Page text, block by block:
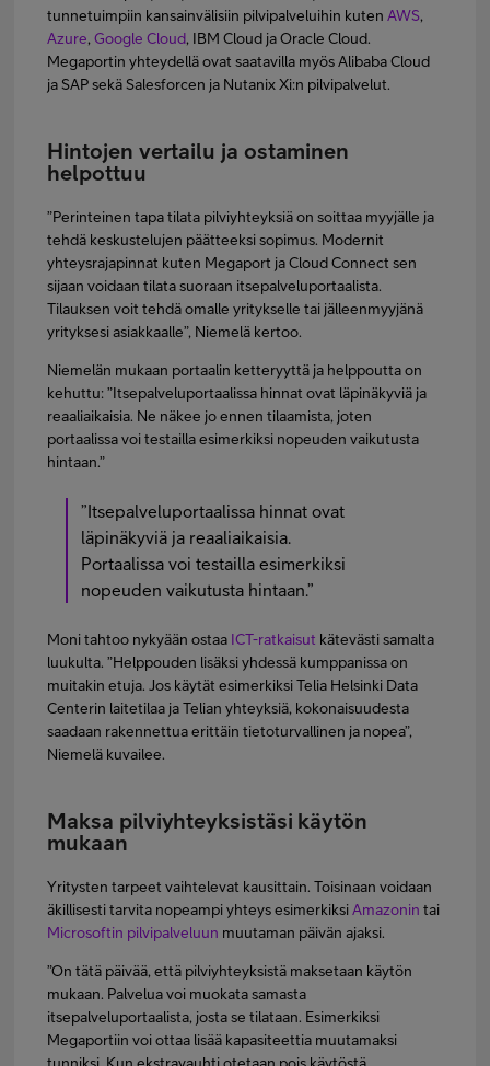
tunnetuimpiin kansainvälisiin pilvipalveluihin kutenAWS,
Azure,Google Cloud, IBM Cloud ja Oracle Cloud.
Megaportin yhteydellä ovat saatavilla myös Alibaba Cloud
ja SAP sekä Salesforcen ja Nutanix Xi:n pilvipalvelut.
Hintojen vertailu ja ostaminen
helpottuu
”Perinteinen tapa tilata pilviyhteyksiä on soittaa myyjälle ja
tehdä keskustelujen päätteeksi sopimus. Modernit
yhteysrajapinnat kuten Megaport ja Cloud Connect sen
sijaan voidaan tilata suoraan itsepalveluportaalista.
Tilauksen voit tehdä omalle yritykselle tai jälleenmyyjänä
yrityksesi asiakkaalle”, Niemelä kertoo.
Niemelän mukaan portaalin ketteryyttä ja helppoutta on
kehuttu: ”Itsepalveluportaalissa hinnat ovat läpinäkyviä ja
reaaliaikaisia. Ne näkee jo ennen tilaamista, joten
portaalissa voi testailla esimerkiksi nopeuden vaikutusta
hintaan.”
”Itsepalveluportaalissa hinnat ovat
läpinäkyviä ja reaaliaikaisia.
Portaalissa voi testailla esimerkiksi
nopeuden vaikutusta hintaan.”
Moni tahtoo nykyään ostaa ICT-ratkaisut kätevästi samalta
luukulta. ”Helppouden lisäksi yhdessä kumppanissa on
muitakin etuja. Jos käytät esimerkiksi Telia Helsinki Data
Centerin laitetilaa ja Telian yhteyksiä, kokonaisuudesta
saadaan rakennettua erittäin tietoturvallinen ja nopea”,
Niemelä kuvailee.
Maksa pilviyhteyksistäsi käytön
mukaan
Yritysten tarpeet vaihtelevat kausittain. Toisinaan voidaan
äkillisesti tarvita nopeampi yhteys esimerkiksiAmazonin tai
Microsoftin pilvipalveluun muutaman päivän ajaksi.
”On tätä päivää, että pilviyhteyksistä maksetaan käytön
mukaan. Palvelua voi muokata samasta
itsepalveluportaalista, josta se tilataan. Esimerkiksi
Megaportiin voi ottaa lisää kapasiteettia muutamaksi